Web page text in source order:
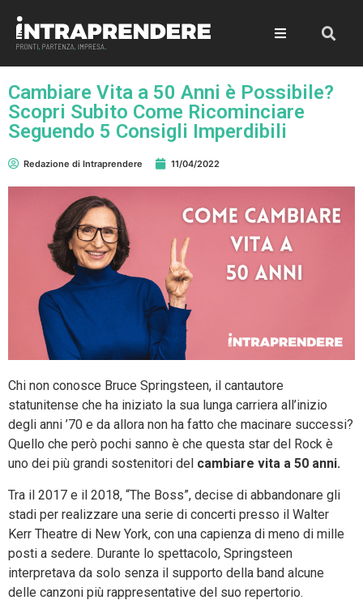
Cambiare Vita a 50 Anni è Possibile?
Scopri Subito Come Ricominciare
Seguendo 5 Consigli Imperdibili
Redazione di Intraprendere 11/04/2022
Chi non conosce Bruce Springsteen, il cantautore
statunitense che ha iniziato la sua lunga carriera all’inizio
degli anni ’70 e da allora non ha fatto che macinare successi?
Quello che però pochi sanno è che questa star del Rock è
uno dei più grandi sostenitori del cambiare vita a 50 anni.
Tra il 2017 e il 2018, “The Boss”, decise di abbandonare gli
stadi per realizzare una serie di concerti presso il Walter
Kerr Theatre di New York, con una capienza di meno di mille
posti a sedere. Durante lo spettacolo, Springsteen
interpretava da solo senza il supporto della band alcune
delle canzoni più rappresentative del suo repertorio.